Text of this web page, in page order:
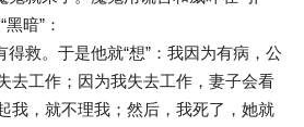
暗”：
救。于是他就“想”：我因为有病，公
去工作；因为我失去工作，妻子会看
我，就不理我；然后，我死了，她就